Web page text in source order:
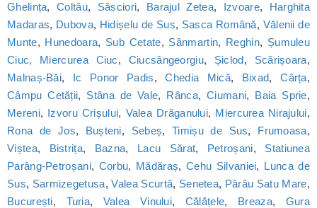
Ghelința,Coltău, Săsciori, Barajul Zetea, Izvoare, Harghita
Madaras, Dubova, Hidișelu de Sus, Sasca Română, Vălenii de
Munte, Hunedoara, Sub Cetate, Sânmartin, Reghin, Șumuleu
Ciuc, Miercurea Ciuc, Ciucsângeorgiu, Șiclod, Scărișoara,
Malnaș-Băi, Ic Ponor Padis,Chedia Mică, Bixad,Cârța,
Câmpu Cetății, Stâna de Vale, Rânca,Ciumani, Baia Sprie,
Mereni, Izvoru Crișului, Valea Drăganului, Miercurea Nirajului,
Rona de Jos, Bușteni, Sebeș, Timișu de Sus, Frumoasa,
Viștea, Bistrița, Bazna, Lacu Sărat, Petroșani, Statiunea
Parâng-Petroșani, Corbu, Mădăraș, Cehu Silvaniei, Lunca de
Sus, Sarmizegetusa,Valea Scurtă, Senetea, Pârâu Satu Mare,
București, Turia, Valea Vinului, Călățele, Breaza, Gura